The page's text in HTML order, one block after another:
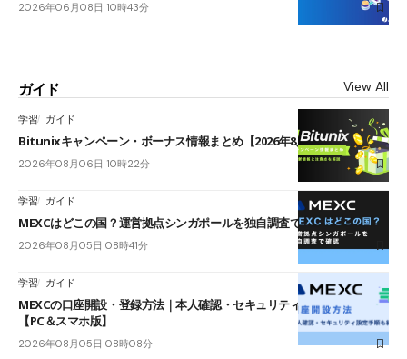
2026年06月08日 10時43分
ガイド View All
学習 ガイド
Bitunixキャンペーン・ボーナス情報まとめ【2026年8月最新】
2026年08月06日 10時22分
学習 ガイド
MEXCはどこの国？運営拠点シンガポールを独自調査で確認
2026年08月05日 08時41分
学習 ガイド
MEXCの口座開設・登録方法｜本人確認・セキュリティ設定手順も紹介
【PC＆スマホ版】
2026年08月05日 08時08分